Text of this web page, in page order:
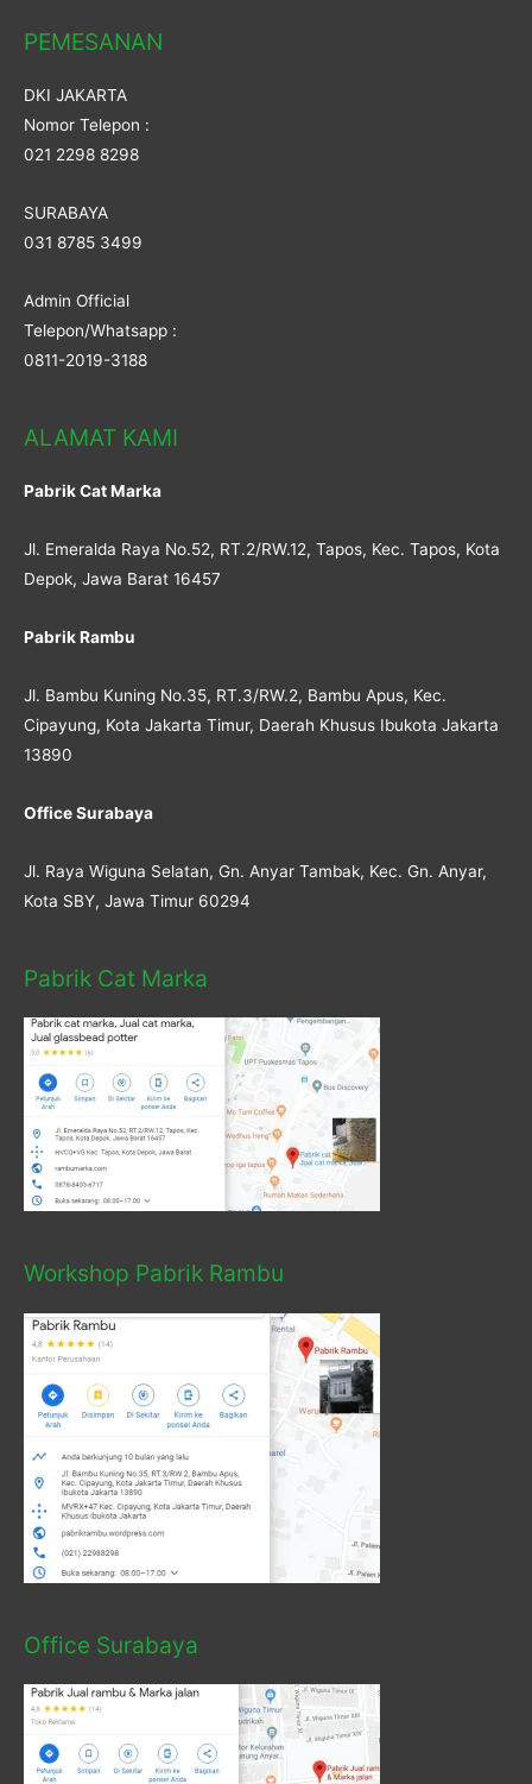
PEMESANAN
DKI JAKARTA
Nomor Telepon :
021 2298 8298
SURABAYA
031 8785 3499
Admin Official
Telepon/Whatsapp :
0811-2019-3188
ALAMAT KAMI
Pabrik Cat Marka
Jl. Emeralda Raya No.52, RT.2/RW.12, Tapos, Kec. Tapos, Kota
Depok, Jawa Barat 16457
Pabrik Rambu
Jl. Bambu Kuning No.35, RT.3/RW.2, Bambu Apus, Kec.
Cipayung, Kota Jakarta Timur, Daerah Khusus Ibukota Jakarta
13890
Office Surabaya
Jl. Raya Wiguna Selatan, Gn. Anyar Tambak, Kec. Gn. Anyar,
Kota SBY, Jawa Timur 60294
Pabrik Cat Marka
Workshop Pabrik Rambu
Office Surabaya